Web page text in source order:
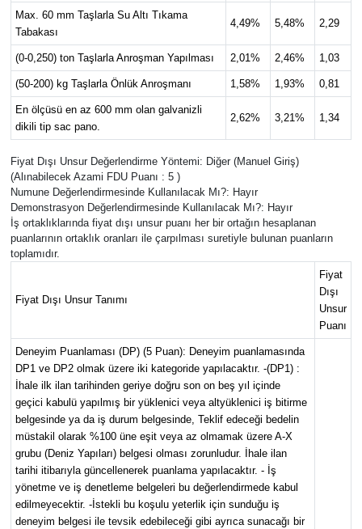
Max. 60 mm Taşlarla Su Altı Tıkama
Tabakası
4,49% 5,48% 2,29
(0-0,250) ton Taşlarla Anroşman Yapılması 2,01% 2,46% 1,03
(50-200) kg Taşlarla Önlük Anroşmanı 1,58% 1,93% 0,81
En ölçüsü en az 600 mm olan galvanizli
dikili tip sac pano.
2,62% 3,21% 1,34
Fiyat Dışı Unsur Değerlendirme Yöntemi: Diğer (Manuel Giriş)
(Alınabilecek Azami FDU Puanı : 5 )
Numune Değerlendirmesinde Kullanılacak Mı?: Hayır
Demonstrasyon Değerlendirmesinde Kullanılacak Mı?: Hayır
İş ortaklıklarında fiyat dışı unsur puanı her bir ortağın hesaplanan
puanlarının ortaklık oranları ile çarpılması suretiyle bulunan puanların
toplamıdır.
Fiyat Dışı Unsur Tanımı
Fiyat
Dışı
Unsur
Puanı
Deneyim Puanlaması (DP) (5 Puan): Deneyim puanlamasında
DP1 ve DP2 olmak üzere iki kategoride yapılacaktır. -(DP1) :
İhale ilk ilan tarihinden geriye doğru son on beş yıl içinde
geçici kabulü yapılmış bir yüklenici veya altyüklenici iş bitirme
belgesinde ya da iş durum belgesinde, Teklif edeceği bedelin
müstakil olarak %100 üne eşit veya az olmamak üzere A-X
grubu (Deniz Yapıları) belgesi olması zorunludur. İhale ilan
tarihi itibarıyla güncellenerek puanlama yapılacaktır. - İş
yönetme ve iş denetleme belgeleri bu değerlendirmede kabul
edilmeyecektir. -İstekli bu koşulu yeterlik için sunduğu iş
deneyim belgesi ile tevsik edebileceği gibi ayrıca sunacağı bir